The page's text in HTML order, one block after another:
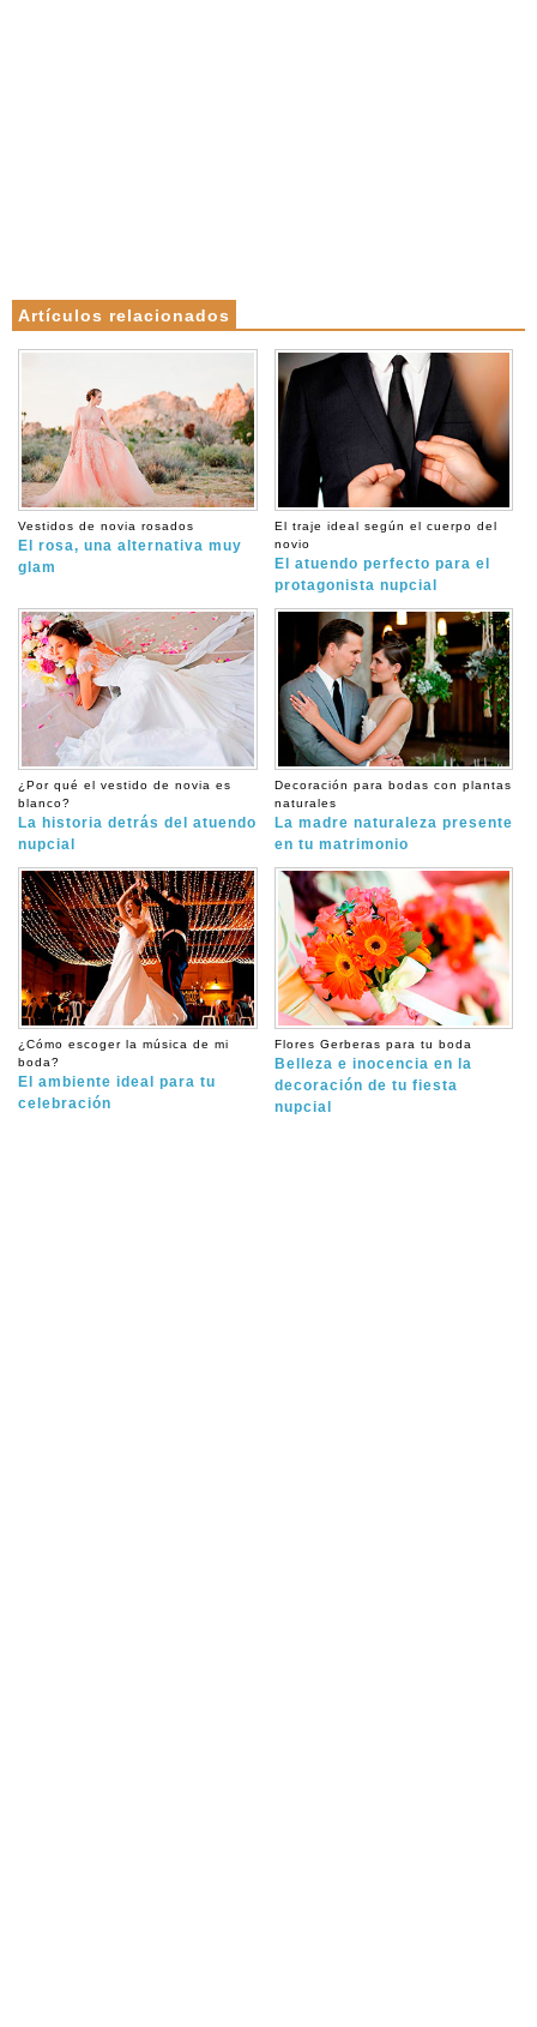
Artículos relacionados
Vestidos de novia rosados
El rosa, una alternativa muy
glam
El traje ideal según el cuerpo del
novio
El atuendo perfecto para el
protagonista nupcial
¿Por qué el vestido de novia es
blanco?
La historia detrás del atuendo
nupcial
Decoración para bodas con plantas
naturales
La madre naturaleza presente
en tu matrimonio
¿Cómo escoger la música de mi
boda?
El ambiente ideal para tu
celebración
Flores Gerberas para tu boda
Belleza e inocencia en la
decoración de tu fiesta
nupcial